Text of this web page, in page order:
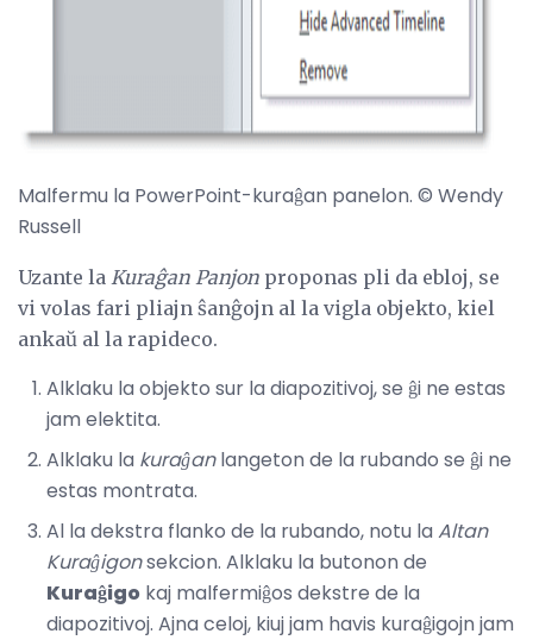
Malfermu la PowerPoint-kuraĝan panelon. © Wendy
Russell
Uzante la Kuraĝan Panjon proponas pli da ebloj, se
vi volas fari pliajn ŝanĝojn al la vigla objekto, kiel
ankaŭ al la rapideco.
Alklaku la objekto sur la diapozitivoj, se ĝi ne estas
jam elektita.
Alklaku la kuraĝanlangeton de la rubando se ĝi ne
estas montrata.
Al la dekstra flanko de la rubando, notu la Altan
Kuraĝigonsekcion. Alklaku la butonon de
Kuraĝigo kaj malfermiĝos dekstre de la
diapozitivoj. Ajna celoj, kiuj jam havis kuraĝigojn jam